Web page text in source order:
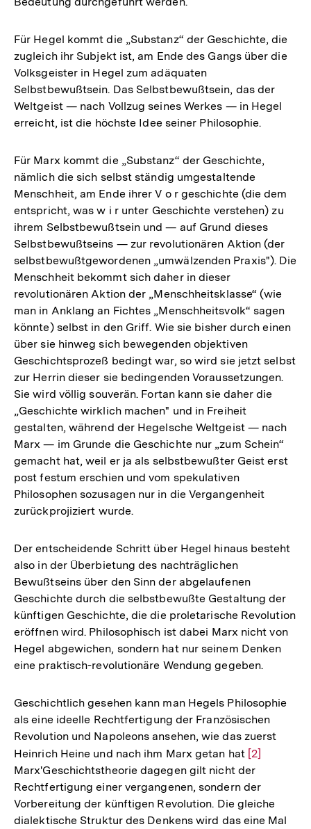
Für Hegel kommt die „Substanz“ der Geschichte, die
zugleich ihr Subjekt ist, am Ende des Gangs über die
Volksgeister in Hegel zum adäquaten
Selbstbewußtsein. Das Selbstbewußtsein, das der
Weltgeist — nach Vollzug seines Werkes — in Hegel
erreicht, ist die höchste Idee seiner Philosophie.
Für Marx kommt die „Substanz“ der Geschichte,
nämlich die sich selbst ständig umgestaltende
Menschheit, am Ende ihrer V o r geschichte (die dem
entspricht, was w i r unter Geschichte verstehen) zu
ihrem Selbstbewußtsein und — auf Grund dieses
Selbstbewußtseins — zur revolutionären Aktion (der
selbstbewußtgewordenen „umwälzenden Praxis"). Die
Menschheit bekommt sich daher in dieser
revolutionären Aktion der „Menschheitsklasse“ (wie
man in Anklang an Fichtes „Menschheitsvolk“ sagen
könnte) selbst in den Griff. Wie sie bisher durch einen
über sie hinweg sich bewegenden objektiven
Geschichtsprozeß bedingt war, so wird sie jetzt selbst
zur Herrin dieser sie bedingenden Voraussetzungen.
Sie wird völlig souverän. Fortan kann sie daher die
„Geschichte wirklich machen" und in Freiheit
gestalten, während der Hegelsche Weltgeist — nach
Marx — im Grunde die Geschichte nur „zum Schein“
gemacht hat, weil er ja als selbstbewußter Geist erst
post festum erschien und vom spekulativen
Philosophen sozusagen nur in die Vergangenheit
zurückprojiziert wurde.
Der entscheidende Schritt über Hegel hinaus besteht
also in der Überbietung des nachträglichen
Bewußtseins über den Sinn der abgelaufenen
Geschichte durch die selbstbewußte Gestaltung der
künftigen Geschichte, die die proletarische Revolution
eröffnen wird. Philosophisch ist dabei Marx nicht von
Hegel abgewichen, sondern hat nur seinem Denken
eine praktisch-revolutionäre Wendung gegeben.
Geschichtlich gesehen kann man Hegels Philosophie
als eine ideelle Rechtfertigung der Französischen
Revolution und Napoleons ansehen, wie das zuerst
Heinrich Heine und nach ihm Marx getan hat Zur
Auflösung
der
Fußnote
[2]
Marx'Geschichtstheorie dagegen gilt nicht der
Rechtfertigung einer vergangenen, sondern der
Vorbereitung der künftigen Revolution. Die gleiche
dialektische Struktur des Denkens wird das eine Mal